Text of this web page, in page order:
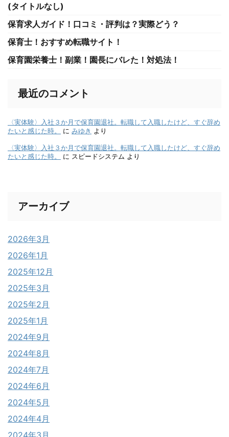
(タイトルなし)
保育求人ガイド！口コミ・評判は？実際どう？
保育士！おすすめ転職サイト！
保育園栄養士！副業！園長にバレた！対処法！
最近のコメント
〈実体験〉入社３か月で保育園退社。転職して入職したけど、すぐ辞め
たいと感じた時。
に みゆき より
〈実体験〉入社３か月で保育園退社。転職して入職したけど、すぐ辞め
たいと感じた時。
に スピードシステム より
アーカイブ
2026年3月
2026年1月
2025年12月
2025年3月
2025年2月
2025年1月
2024年9月
2024年8月
2024年7月
2024年6月
2024年5月
2024年4月
2024年3月